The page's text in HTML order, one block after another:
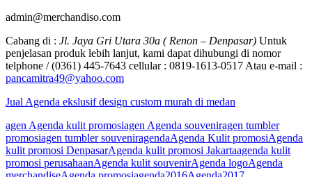
admin@merchandiso.com
Cabang di : Jl. Jaya Gri Utara 30a ( Renon – Denpasar) Untuk
penjelasan produk lebih lanjut, kami dapat dihubungi di nomor
telphone / (0361) 445-7643 cellular : 0819-1613-0517 Atau e-mail :
pancamitra49@yahoo.com
Jual Agenda ekslusif design custom murah di medan
agen Agenda kulit promosiagen Agenda souveniragen tumbler
promosiagen tumbler souveniragendaAgenda Kulit promosiAgenda
kulit promosi DenpasarAgenda kulit promosi Jakartaagenda kulit
promosi perusahaanAgenda kulit souvenirAgenda logoAgenda